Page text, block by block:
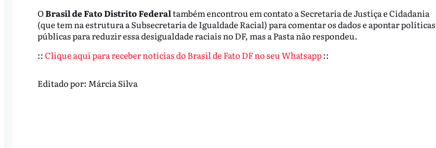
OBrasil de Fato Distrito Federaltambém encontrou em contato a Secretaria de Justiça e Cidadania
(que tem na estrutura a Subsecretaria de Igualdade Racial) para comentar os dados e apontar políticas
públicas para reduzir essa desigualdade raciais no DF, mas a Pasta não respondeu.
:: Clique aqui para receber notícias do Brasil de Fato DF no seu Whatsapp::
Editado por: Márcia Silva